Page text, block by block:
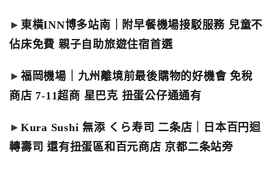
► 東橫INN博多站南｜附早餐機場接駁服務 兒童不
佔床免費 親子自助旅遊住宿首選
► 福岡機場｜九州離境前最後購物的好機會 免稅
商店 7-11超商 星巴克 扭蛋公仔通通有
► Kura Sushi 無添 くら寿司 二条店｜日本百円迴
轉壽司 還有扭蛋區和百元商店 京都二条站旁